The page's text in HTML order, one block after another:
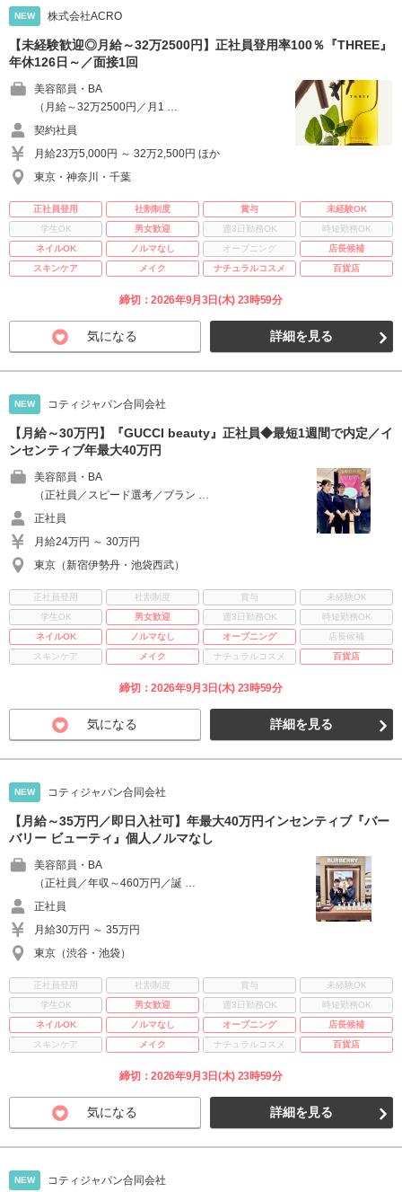
NEW 株式会社ACRO
【未経験歓迎◎月給～32万2500円】正社員登用率100％『THREE』
年休126日～／面接1回
美容部員・BA
（月給～32万2500円／月1 …
契約社員
月給23万5,000円 ～ 32万2,500円 ほか
東京・神奈川・千葉
正社員登用 社割制度 賞与
未経験OK
学生OK
男女歓迎 週3日勤務OK
時短勤務OK
ネイルOK
ノルマなし オープニング
店長候補
スキンケア
メイク ナチュラルコスメ 百貨店
締切：2026年9月3日(木) 23時59分
気になる 詳細を見る
NEW コティジャパン合同会社
【月給～30万円】『GUCCI beauty』正社員◆最短1週間で内定／イ
ンセンティブ年最大40万円
美容部員・BA
（正社員／スピード選考／ブラン …
正社員
月給24万円 ～ 30万円
東京（新宿伊勢丹・池袋西武）
正社員登用 社割制度 賞与
未経験OK
学生OK
男女歓迎 週3日勤務OK
時短勤務OK
ネイルOK
ノルマなし オープニング
店長候補
スキンケア
メイク ナチュラルコスメ 百貨店
締切：2026年9月3日(木) 23時59分
気になる 詳細を見る
NEW コティジャパン合同会社
【月給～35万円／即日入社可】年最大40万円インセンティブ『バー
バリー ビューティ』個人ノルマなし
美容部員・BA
（正社員／年収～460万円／誕 …
正社員
月給30万円 ～ 35万円
東京（渋谷・池袋）
正社員登用 社割制度 賞与
未経験OK
学生OK
男女歓迎 週3日勤務OK
時短勤務OK
ネイルOK
ノルマなし オープニング
店長候補
スキンケア
メイク ナチュラルコスメ 百貨店
締切：2026年9月3日(木) 23時59分
気になる 詳細を見る
NEW コティジャパン合同会社